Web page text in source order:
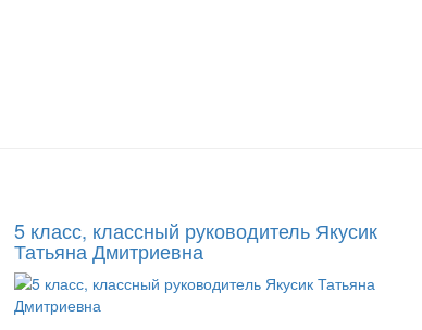
5 класс, классный руководитель Якусик
Татьяна Дмитриевна